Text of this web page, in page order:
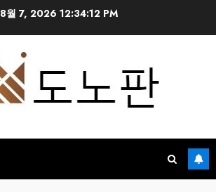
8월 7, 2026 12:34:13 PM